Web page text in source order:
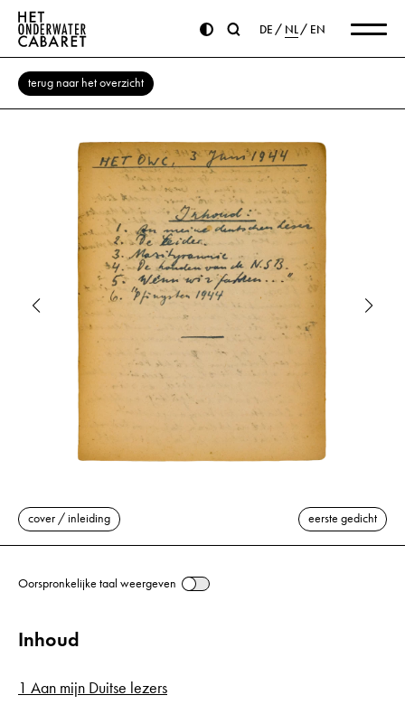
DE NL EN
terug naar het overzicht
cover / inleiding eerste gedicht
Oorspronkelijke taal weergeven
Inhoud
1 Aan mijn Duitse lezers